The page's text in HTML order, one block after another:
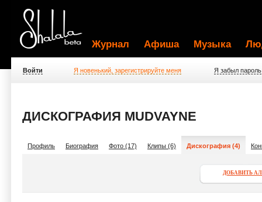
Журнал Афиша Музыка
Войти Я новенький, зарегистрируйте меня Я забыл пароль
ДИСКОГРАФИЯ MUDVAYNE
Профиль Биография Фото (17) Клипы (6) Дискография (4)
ДОБАВИТЬ